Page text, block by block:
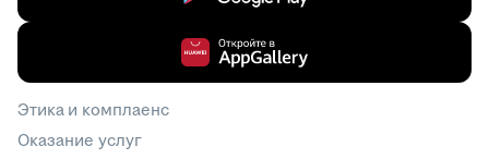
Этика и комплаенс
Оказание услуг